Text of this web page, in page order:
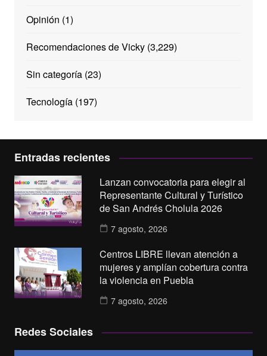
Opinión (1)
Recomendaciones de Vicky(3,229)
Sin categoría(23)
Tecnología(197)
Entradas recientes
Lanzan convocatoria para elegir al
Representante Cultural y Turístico
de San Andrés Cholula 2026
7 agosto, 2026
Centros LIBRE llevan atención a
mujeres y amplían cobertura contra
la violencia en Puebla
7 agosto, 2026
Redes Sociales